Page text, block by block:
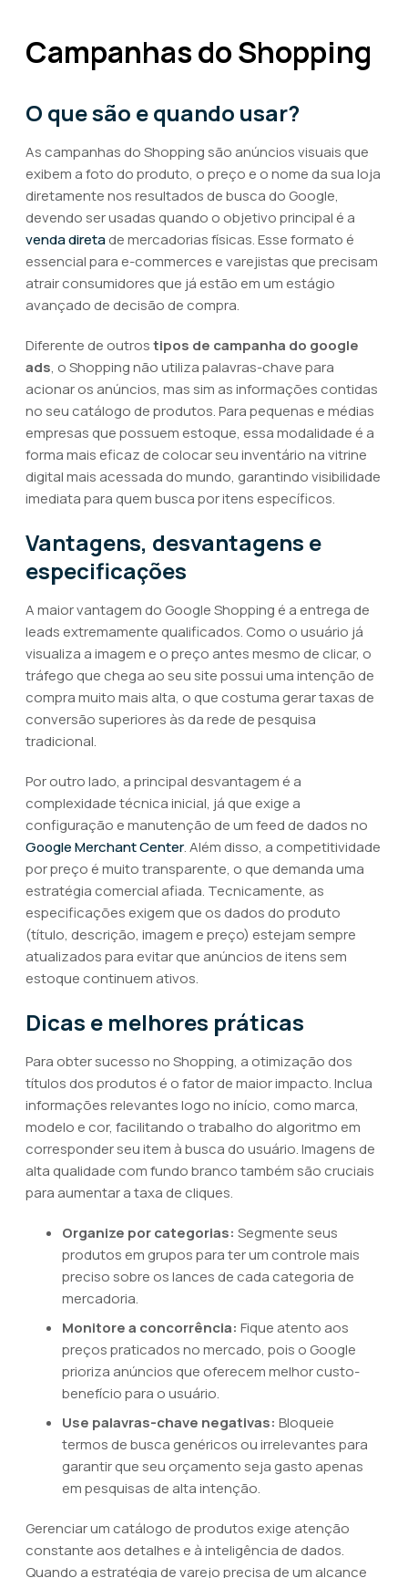
Campanhas do Shopping
O que são e quando usar?
As campanhas do Shopping são anúncios visuais que
exibem a foto do produto, o preço e o nome da sua loja
diretamente nos resultados de busca do Google,
devendo ser usadas quando o objetivo principal é a
venda diretade mercadorias físicas. Esse formato é
essencial para e-commerces e varejistas que precisam
atrair consumidores que já estão em um estágio
avançado de decisão de compra.
Diferente de outrostipos de campanha do google
ads, o Shopping não utiliza palavras-chave para
acionar os anúncios, mas sim as informações contidas
no seu catálogo de produtos. Para pequenas e médias
empresas que possuem estoque, essa modalidade é a
forma mais eficaz de colocar seu inventário na vitrine
digital mais acessada do mundo, garantindo visibilidade
imediata para quem busca por itens específicos.
Vantagens, desvantagens e
especificações
A maior vantagem do Google Shopping é a entrega de
leads extremamente qualificados. Como o usuário já
visualiza a imagem e o preço antes mesmo de clicar, o
tráfego que chega ao seu site possui uma intenção de
compra muito mais alta, o que costuma gerar taxas de
conversão superiores às da rede de pesquisa
tradicional.
Por outro lado, a principal desvantagem é a
complexidade técnica inicial, já que exige a
configuração e manutenção de um feed de dados no
Google Merchant Center. Além disso, a competitividade
por preço é muito transparente, o que demanda uma
estratégia comercial afiada. Tecnicamente, as
especificações exigem que os dados do produto
(título, descrição, imagem e preço) estejam sempre
atualizados para evitar que anúncios de itens sem
estoque continuem ativos.
Dicas e melhores práticas
Para obter sucesso no Shopping, a otimização dos
títulos dos produtos é o fator de maior impacto. Inclua
informações relevantes logo no início, como marca,
modelo e cor, facilitando o trabalho do algoritmo em
corresponder seu item à busca do usuário. Imagens de
alta qualidade com fundo branco também são cruciais
para aumentar a taxa de cliques.
Organize por categorias: Segmente seus
produtos em grupos para ter um controle mais
preciso sobre os lances de cada categoria de
mercadoria.
Monitore a concorrência: Fique atento aos
preços praticados no mercado, pois o Google
prioriza anúncios que oferecem melhor custo-
benefício para o usuário.
Use palavras-chave negativas: Bloqueie
termos de busca genéricos ou irrelevantes para
garantir que seu orçamento seja gasto apenas
em pesquisas de alta intenção.
Gerenciar um catálogo de produtos exige atenção
constante aos detalhes e à inteligência de dados.
Quando a estratégia de varejo precisa de um alcance